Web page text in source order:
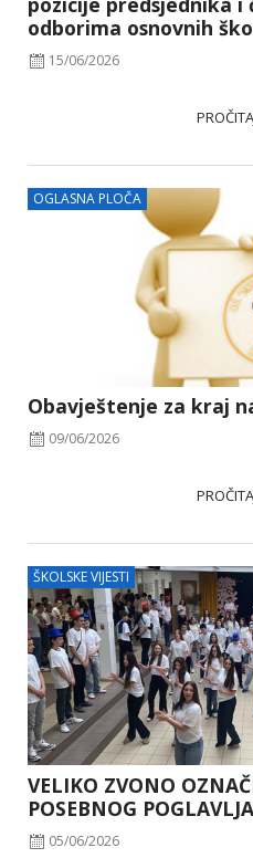
odborima osnovnih
15/06/2026
OGLASNA PLOČA
Obavještenje za kraj
09/06/2026
ŠKOLSKE VIJESTI
VELIKO ZVONO
POSEBNOG POGLAVLJA
05/06/2026